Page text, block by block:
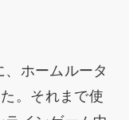
ホームルータ
。それまで使